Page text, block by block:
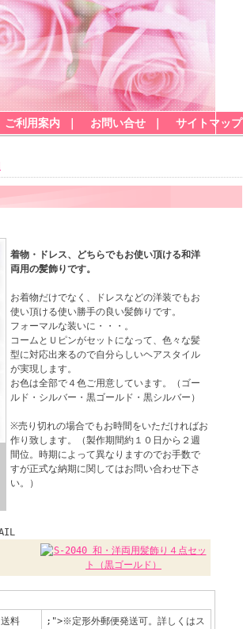
ご利用案内 お問い合せ サイトマップ
着物・ドレス、どちらでもお使い頂ける和洋
両用の髪飾りです。
お着物だけでなく、ドレスなどの洋装でもお
使い頂ける使い勝手の良い髪飾りです。
フォーマルな装いに・・・。
コームとＵピンがセットになって、色々な髪
型に対応出来るので自分らしいヘアスタイル
が実現します。
お色は全部で４色ご用意しています。（ゴー
ルド・シルバー・黒ゴールド・黒シルバー）
※売り切れの場合でもお時間をいただければお
作り致します。（製作期間約１０日から２週
間位。時期によって異なりますのでお手数で
すが正式な納期に関してはお問い合わせ下さ
い。）
送料
;">※定形外郵便発送可。詳しくはス